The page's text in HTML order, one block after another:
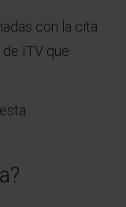
con la cita
ITV que